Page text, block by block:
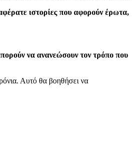
ιστορίες που αφορούν έρωτα,
να ανανεώσουν τον τρόπο που
Αυτό θα βοηθήσει να